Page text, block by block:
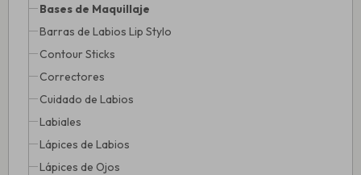
Bases de Maquillaje
Barras de Labios Lip Stylo
Contour Sticks
Correctores
Cuidado de Labios
Labiales
Lápices de Labios
Lápices de Ojos